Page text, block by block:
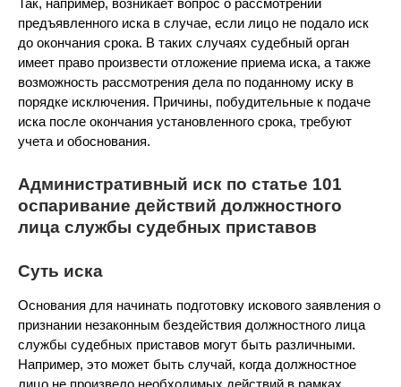
Так, например, возникает вопрос о рассмотрении
предъявленного иска в случае, если лицо не подало иск
до окончания срока. В таких случаях судебный орган
имеет право произвести отложение приема иска, а также
возможность рассмотрения дела по поданному иску в
порядке исключения. Причины, побудительные к подаче
иска после окончания установленного срока, требуют
учета и обоснования.
Административный иск по статье 101
оспаривание действий должностного
лица службы судебных приставов
Суть иска
Основания для начинать подготовку искового заявления о
признании незаконным бездействия должностного лица
службы судебных приставов могут быть различными.
Например, это может быть случай, когда должностное
лицо не произвело необходимых действий в рамках